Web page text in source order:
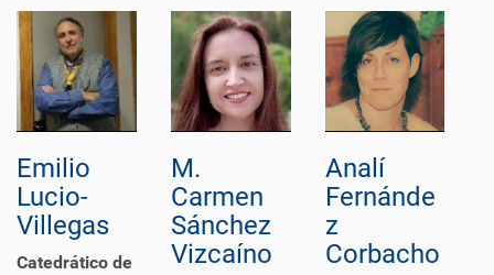
Emilio
Lucio-
Villegas
Catedrático de
M.
Carmen
Sánchez
Vizcaíno
Analí
Fernánde
z
Corbacho